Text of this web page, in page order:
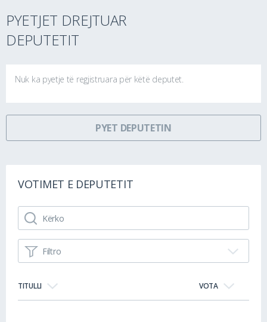
PYETJET DREJTUAR
DEPUTETIT
Nuk ka pyetje të regjistruara për këtë deputet.
PYET DEPUTETIN
VOTIMET E DEPUTETIT
Filtro
TITULLI VOTA